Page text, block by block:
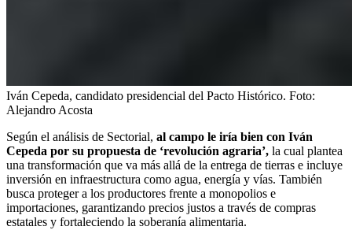
Iván Cepeda, candidato presidencial del Pacto Histórico. Foto:
Alejandro Acosta
Según el análisis de Sectorial, al campo le iría bien con Iván
Cepeda por su propuesta de ‘revolución agraria’, la cual plantea
una transformación que va más allá de la entrega de tierras e incluye
inversión en infraestructura como agua, energía y vías. También
busca proteger a los productores frente a monopolios e
importaciones, garantizando precios justos a través de compras
estatales y fortaleciendo la soberanía alimentaria.